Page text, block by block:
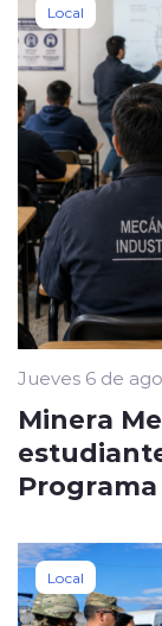
Local
Jueves 6 de
Minera
Local